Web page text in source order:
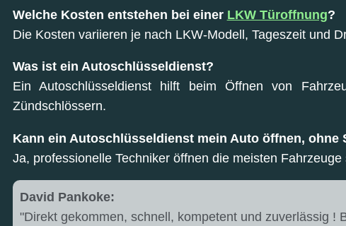
Welche Kosten entstehen bei einer LKW Türoffnung?
Die Kosten variieren je nach LKW-Modell, Tageszeit und
Was ist ein Autoschlüsseldienst?
Ein Autoschlüsseldienst hilft beim Öffnen von
Zündschlössern.
Kann ein Autoschlüsseldienst mein Auto öffnen, ohne
Ja, professionelle Techniker öffnen die meisten Fahrzeuge
David Pankoke:
"Direkt gekommen, schnell, kompetent und zuverlässig !